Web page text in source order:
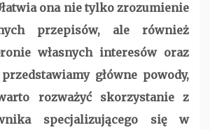
ona nie tylko zrozumienie
przepisów, ale również
własnych interesów oraz
główne powody,
rozważyć skorzystanie z
specjalizującego się w